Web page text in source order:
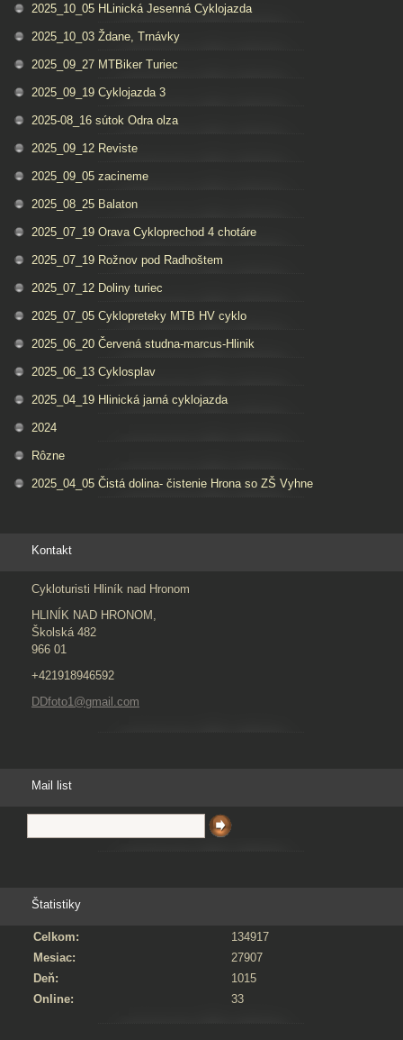
2025_10_05 HLinická Jesenná Cyklojazda
2025_10_03 Ždane, Trnávky
2025_09_27 MTBiker Turiec
2025_09_19 Cyklojazda 3
2025-08_16 sútok Odra olza
2025_09_12 Reviste
2025_09_05 zacineme
2025_08_25 Balaton
2025_07_19 Orava Cykloprechod 4 chotáre
2025_07_19 Rožnov pod Radhoštem
2025_07_12 Doliny turiec
2025_07_05 Cyklopreteky MTB HV cyklo
2025_06_20 Červená studna-marcus-Hlinik
2025_06_13 Cyklosplav
2025_04_19 Hlinická jarná cyklojazda
2024
Rôzne
2025_04_05 Čistá dolina- čistenie Hrona so ZŠ Vyhne
Kontakt
Cykloturisti Hliník nad Hronom
HLINÍK NAD HRONOM,
Školská 482
966 01
+421918946592
DDfoto1@gmail.com
Mail list
Štatistiky
Online: 33
Celkom:
134917
Mesiac:
27907
Deň:
1015